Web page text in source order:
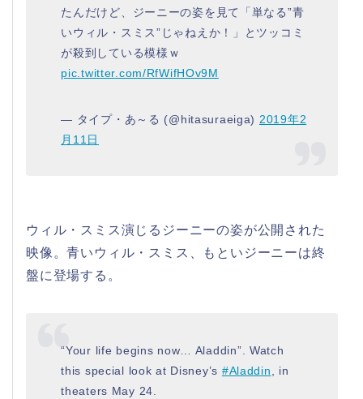
たんだけど、ジーニーの姿を見て「単なる”青
いウィル・スミス”じゃねえか！」とツッコミ
が殺到している模様ｗ
pic.twitter.com/RfWifHOv9M
— タイプ・あ～る (@hitasuraeiga) 2019年2
月11日
ウィル・スミス演じるジーニーの姿が公開された
映像。青いウィル・スミス、もといジーニーは終
盤に登場する。
“Your life begins now… Aladdin”. Watch
this special look at Disney’s #Aladdin , in
theaters May 24.